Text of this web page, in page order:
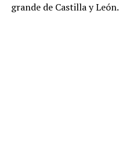
grande de Castilla y León.